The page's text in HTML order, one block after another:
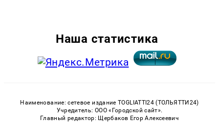
Наша статистика
Наименование: сетевое издание TOGLIATTI24 (ТОЛЬЯТТИ24)
Учредитель: ООО «Городской сайт».
Главный редактор: Щербаков Егор Алексеевич